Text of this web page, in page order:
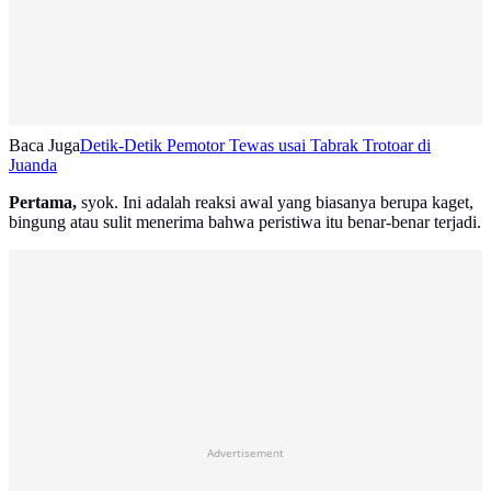
Baca JugaDetik-Detik Pemotor Tewas usai Tabrak Trotoar di
Juanda
Pertama, syok. Ini adalah reaksi awal yang biasanya berupa kaget,
bingung atau sulit menerima bahwa peristiwa itu benar-benar terjadi.
Advertisement